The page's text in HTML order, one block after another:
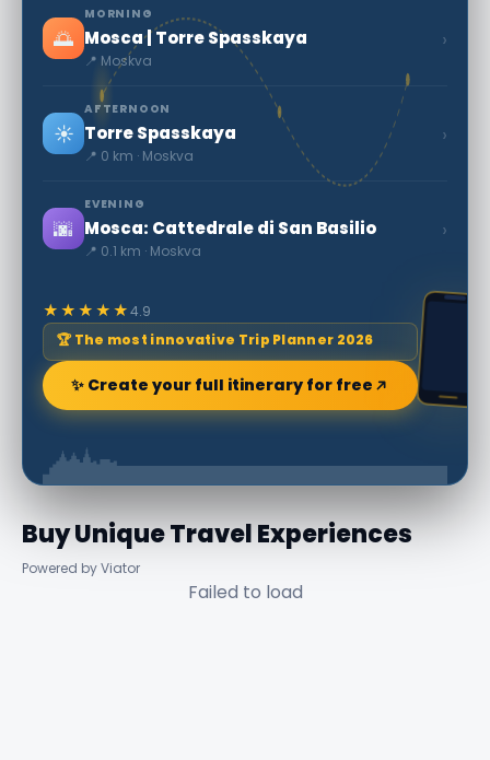
🌅
MORNING
Mosca | Torre Spasskaya
📍 Moskva
›
☀️
AFTERNOON
Torre Spasskaya
📍 0 km · Moskva
›
🌆
EVENING
Mosca: Cattedrale di San Basilio
📍 0.1 km · Moskva
›
★★★★★4.9
🏆 The most innovative Trip Planner 2026
✨ Create your full itinerary for free
Buy Unique Travel Experiences
Powered by Viator
Failed to load